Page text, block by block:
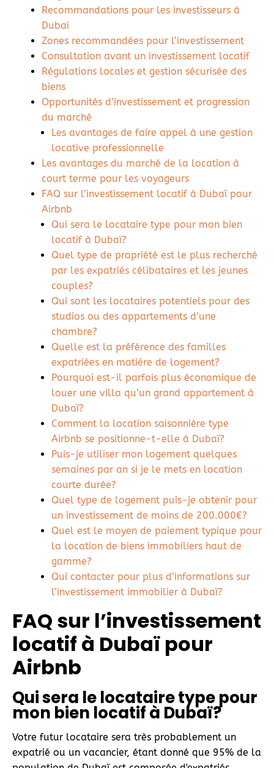
Recommandations pour les investisseurs à
Dubai
Zones recommandées pour l’investissement
Consultation avant un investissement locatif
Régulations locales et gestion sécurisée des
biens
Opportunités d’investissement et progression
du marché
Les avantages de faire appel à une gestion
locative professionnelle
Les avantages du marché de la location à
court terme pour les voyageurs
FAQ sur l’investissement locatif à Dubaï pour
Airbnb
Qui sera le locataire type pour mon bien
locatif à Dubaï?
Quel type de propriété est le plus recherché
par les expatriés célibataires et les jeunes
couples?
Qui sont les locataires potentiels pour des
studios ou des appartements d’une
chambre?
Quelle est la préférence des familles
expatriées en matière de logement?
Pourquoi est-il parfois plus économique de
louer une villa qu’un grand appartement à
Dubaï?
Comment la location saisonnière type
Airbnb se positionne-t-elle à Dubaï?
Puis-je utiliser mon logement quelques
semaines par an si je le mets en location
courte durée?
Quel type de logement puis-je obtenir pour
un investissement de moins de 200.000€?
Quel est le moyen de paiement typique pour
la location de biens immobiliers haut de
gamme?
Qui contacter pour plus d’informations sur
l’investissement immobilier à Dubaï?
FAQ sur l’investissement
locatif à Dubaï pour
Airbnb
Qui sera le locataire type pour
mon bien locatif à Dubaï?
Votre futur locataire sera très probablement un
expatrié ou un vacancier, étant donné que 95% de la